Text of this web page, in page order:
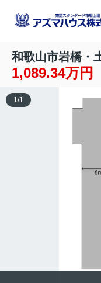
和歌山市岩橋・
1,089.34万円
1 /1